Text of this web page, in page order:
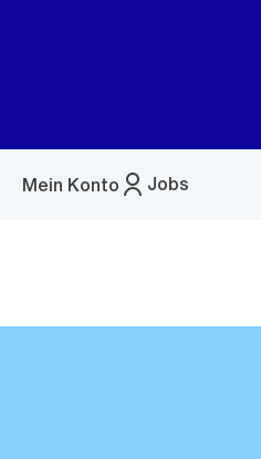
Jobs
Mein Konto
Menü